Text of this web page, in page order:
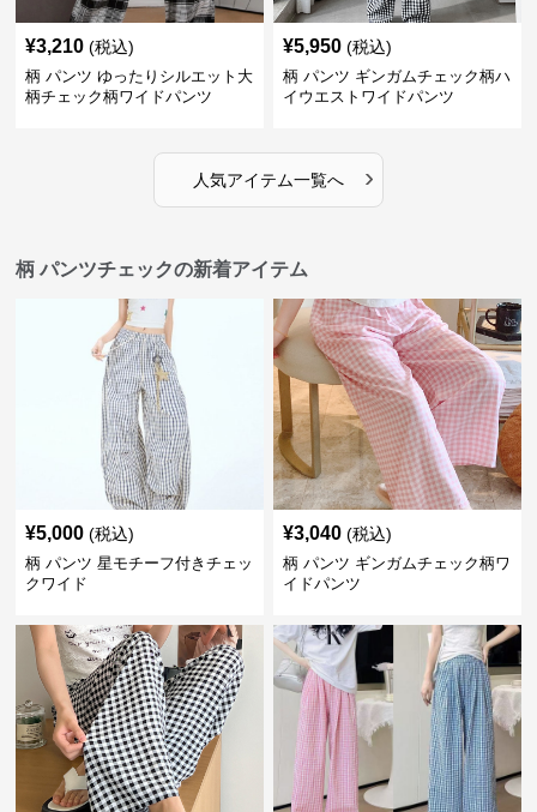
¥3,210 (税込)
柄 パンツ ゆったりシルエット大
柄チェック柄ワイドパンツ
¥5,950 (税込)
柄 パンツ ギンガムチェック柄ハ
イウエストワイドパンツ
人気アイテム一覧へ ›
柄 パンツチェックの新着アイテム
¥5,000 (税込)
柄 パンツ 星モチーフ付きチェッ
クワイド
¥3,040 (税込)
柄 パンツ ギンガムチェック柄ワ
イドパンツ